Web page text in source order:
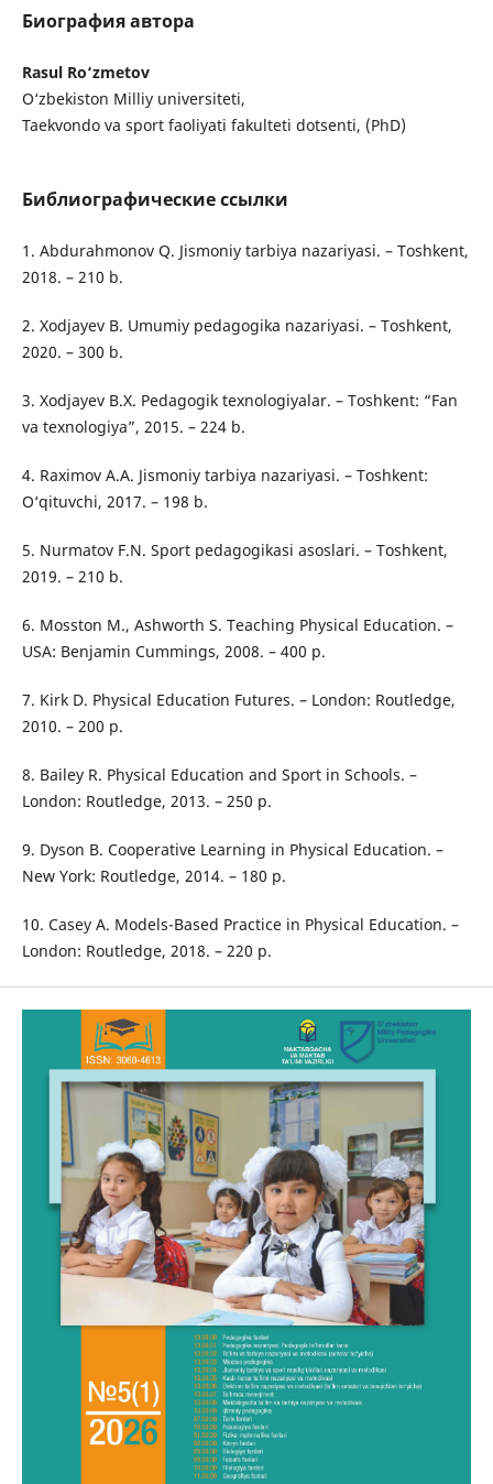
Биография автора
Rasul Ro‘zmetov
O‘zbekiston Milliy universiteti,
Taekvondo va sport faoliyati fakulteti dotsenti, (PhD)
Библиографические ссылки
1. Abdurahmonov Q. Jismoniy tarbiya nazariyasi. – Toshkent,
2018. – 210 b.
2. Xodjayev B. Umumiy pedagogika nazariyasi. – Toshkent,
2020. – 300 b.
3. Xodjayev B.X. Pedagogik texnologiyalar. – Toshkent: “Fan
va texnologiya”, 2015. – 224 b.
4. Raximov A.A. Jismoniy tarbiya nazariyasi. – Toshkent:
O‘qituvchi, 2017. – 198 b.
5. Nurmatov F.N. Sport pedagogikasi asoslari. – Toshkent,
2019. – 210 b.
6. Mosston M., Ashworth S. Teaching Physical Education. –
USA: Benjamin Cummings, 2008. – 400 p.
7. Kirk D. Physical Education Futures. – London: Routledge,
2010. – 200 p.
8. Bailey R. Physical Education and Sport in Schools. –
London: Routledge, 2013. – 250 p.
9. Dyson B. Cooperative Learning in Physical Education. –
New York: Routledge, 2014. – 180 p.
10. Casey A. Models-Based Practice in Physical Education. –
London: Routledge, 2018. – 220 p.